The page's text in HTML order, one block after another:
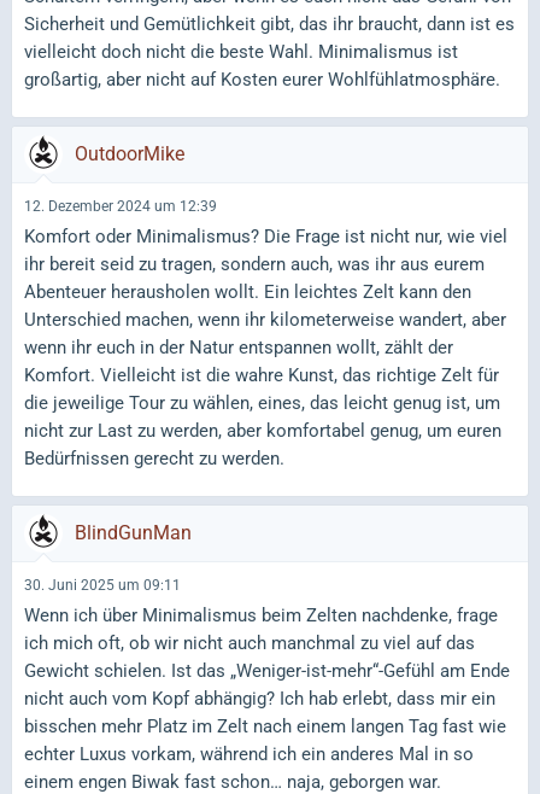
Sicherheit und Gemütlichkeit gibt, das ihr braucht, dann ist es
vielleicht doch nicht die beste Wahl. Minimalismus ist
großartig, aber nicht auf Kosten eurer Wohlfühlatmosphäre.
OutdoorMike
12. Dezember 2024 um 12:39
Komfort oder Minimalismus? Die Frage ist nicht nur, wie viel
ihr bereit seid zu tragen, sondern auch, was ihr aus eurem
Abenteuer herausholen wollt. Ein leichtes Zelt kann den
Unterschied machen, wenn ihr kilometerweise wandert, aber
wenn ihr euch in der Natur entspannen wollt, zählt der
Komfort. Vielleicht ist die wahre Kunst, das richtige Zelt für
die jeweilige Tour zu wählen, eines, das leicht genug ist, um
nicht zur Last zu werden, aber komfortabel genug, um euren
Bedürfnissen gerecht zu werden.
BlindGunMan
30. Juni 2025 um 09:11
Wenn ich über Minimalismus beim Zelten nachdenke, frage
ich mich oft, ob wir nicht auch manchmal zu viel auf das
Gewicht schielen. Ist das „Weniger-ist-mehr“-Gefühl am Ende
nicht auch vom Kopf abhängig? Ich hab erlebt, dass mir ein
bisschen mehr Platz im Zelt nach einem langen Tag fast wie
echter Luxus vorkam, während ich ein anderes Mal in so
einem engen Biwak fast schon… naja, geborgen war.